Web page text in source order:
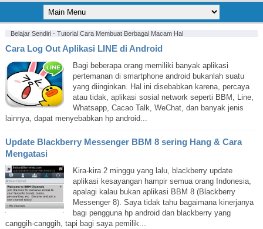
Belajar Sendiri - Tutorial Cara Membuat Berbagai Macam Hal
Cara Log Out Aplikasi LINE di Android
Bagi beberapa orang memiliki banyak aplikasi
pertemanan di smartphone android bukanlah suatu
yang diinginkan. Hal ini disebabkan karena, percaya
atau tidak, aplikasi sosial network seperti BBM, Line,
Whatsapp, Cacao Talk, WeChat, dan banyak jenis
lainnya, dapat menyebabkan hp android...
Update Blackberry Messenger BBM 8 sering Hang & Cara
Mengatasi
Kira-kira 2 minggu yang lalu, blackberry update
aplikasi kesayangan hampir semua orang Indonesia,
apalagi kalau bukan aplikasi BBM 8 (Blackberry
Messenger 8). Saya tidak tahu bagaimana kinerjanya
bagi pengguna hp android dan blackberry yang
canggih-canggih, tapi bagi saya pemilik...